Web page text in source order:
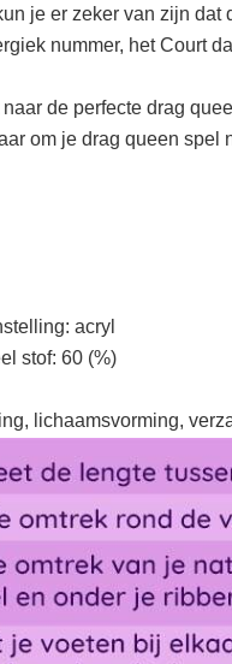
je er zeker van zijn
nummer, het Court
de perfecte drag
om je drag queen spel
acryl
stof: 60 (%)
lichaamsvorming,